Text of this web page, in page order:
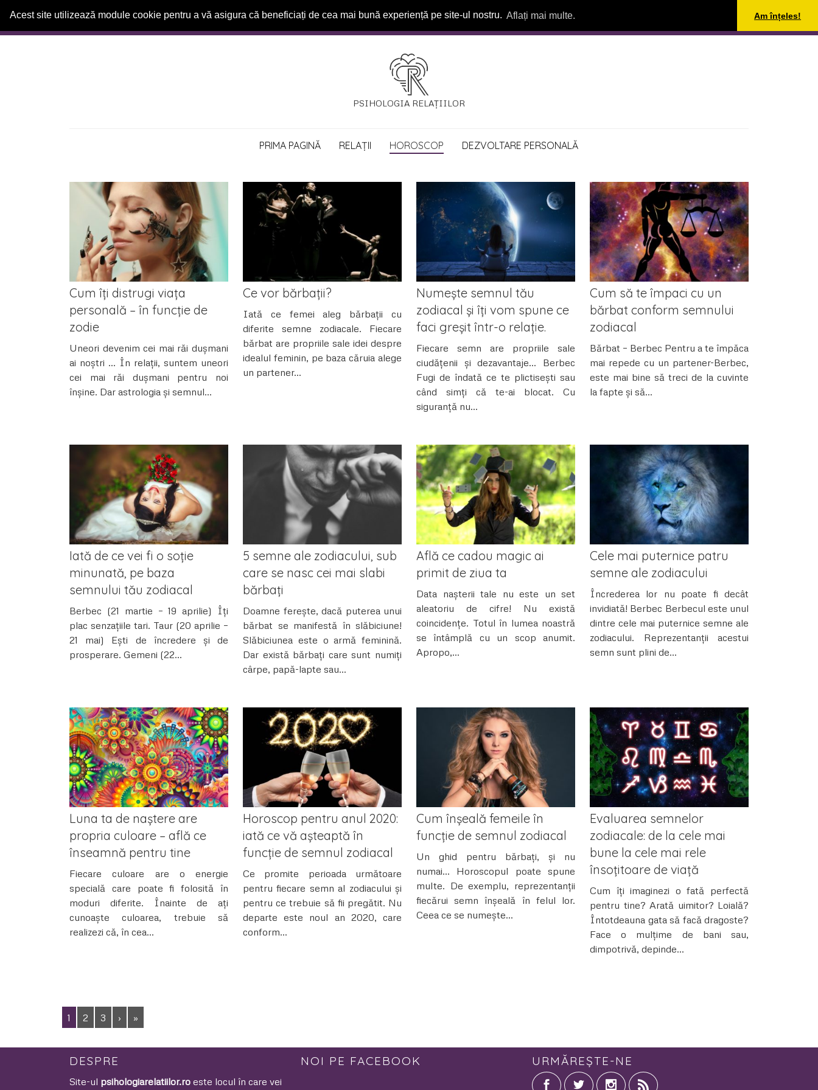
Acest site utilizează module cookie pentru a vă asigura că beneficiați de cea mai bună experiență pe site-ul nostru. Aflați mai multe. Am înțeles!
PSIHOLOGIA RELAȚIILOR
PRIMA PAGINĂ RELAȚII HOROSCOP DEZVOLTARE PERSONALĂ
Cum îți distrugi viața
personală – în funcție de
zodie
Uneori devenim cei mai răi dușmani
ai noștri … În relații, suntem uneori
cei mai răi dușmani pentru noi
înșine. Dar astrologia și semnul...
Ce vor bărbații?
Iată ce femei aleg bărbații cu
diferite semne zodiacale. Fiecare
bărbat are propriile sale idei despre
idealul feminin, pe baza căruia alege
un partener...
Numește semnul tău
zodiacal și îți vom spune ce
faci greșit într-o relație.
Fiecare semn are propriile sale
ciudățenii și dezavantaje… Berbec
Fugi de îndată ce te plictisești sau
când simți că te-ai blocat. Cu
siguranță nu...
Cum să te împaci cu un
bărbat conform semnului
zodiacal
Bărbat – Berbec Pentru a te împăca
mai repede cu un partener-Berbec,
este mai bine să treci de la cuvinte
la fapte și să...
Iată de ce vei fi o soție
minunată, pe baza
semnului tău zodiacal
Berbec (21 martie – 19 aprilie) Îți
plac senzațiile tari. Taur (20 aprilie –
21 mai) Ești de încredere și de
prosperare. Gemeni (22...
5 semne ale zodiacului, sub
care se nasc cei mai slabi
bărbați
Doamne ferește, dacă puterea unui
bărbat se manifestă în slăbiciune!
Slăbiciunea este o armă feminină.
Dar există bărbați care sunt numiți
cârpe, papă-lapte sau...
Află ce cadou magic ai
primit de ziua ta
Data nașterii tale nu este un set
aleatoriu de cifre! Nu există
coincidențe. Totul în lumea noastră
se întâmplă cu un scop anumit.
Apropo,...
Cele mai puternice patru
semne ale zodiacului
Încrederea lor nu poate fi decât
invidiată! Berbec Berbecul este unul
dintre cele mai puternice semne ale
zodiacului. Reprezentanții acestui
semn sunt plini de...
Luna ta de naștere are
propria culoare – află ce
înseamnă pentru tine
Fiecare culoare are o energie
specială care poate fi folosită în
moduri diferite. Înainte de ați
cunoaște culoarea, trebuie să
realizezi că, în cea...
Horoscop pentru anul 2020:
iată ce vă așteaptă în
funcție de semnul zodiacal
Ce promite perioada următoare
pentru fiecare semn al zodiacului și
pentru ce trebuie să fii pregătit. Nu
departe este noul an 2020, care
conform...
Cum înșeală femeile în
funcție de semnul zodiacal
Un ghid pentru bărbați, și nu
numai… Horoscopul poate spune
multe. De exemplu, reprezentanții
fiecărui semn înșeală în felul lor.
Ceea ce se numește...
Evaluarea semnelor
zodiacale: de la cele mai
bune la cele mai rele
însoțitoare de viață
Cum îți imaginezi o fată perfectă
pentru tine? Arată uimitor? Loială?
Întotdeauna gata să facă dragoste?
Face o mulțime de bani sau,
dimpotrivă, depinde...
1 2 3 › »
DESPRE
Site-ul psihologiarelatiilor.ro este locul în care vei
NOI PE FACEBOOK URMĂREȘTE-NE